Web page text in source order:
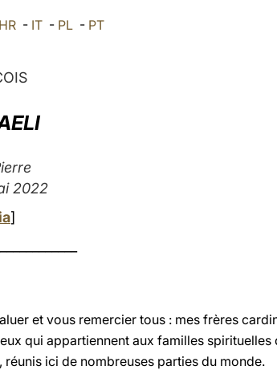
HR- IT- PL- PT
2022
]
et vous remercier tous : mes frères
qui appartiennent aux familles spirituelles
ici de nombreuses parties du monde.